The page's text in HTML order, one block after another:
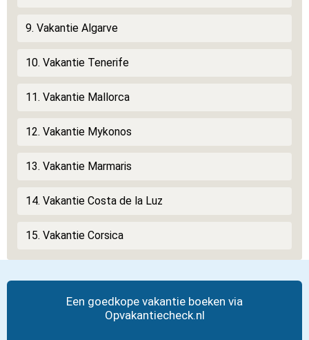
9. Vakantie Algarve
10. Vakantie Tenerife
11. Vakantie Mallorca
12. Vakantie Mykonos
13. Vakantie Marmaris
14. Vakantie Costa de la Luz
15. Vakantie Corsica
Een goedkope vakantie boeken via
Opvakantiecheck.nl